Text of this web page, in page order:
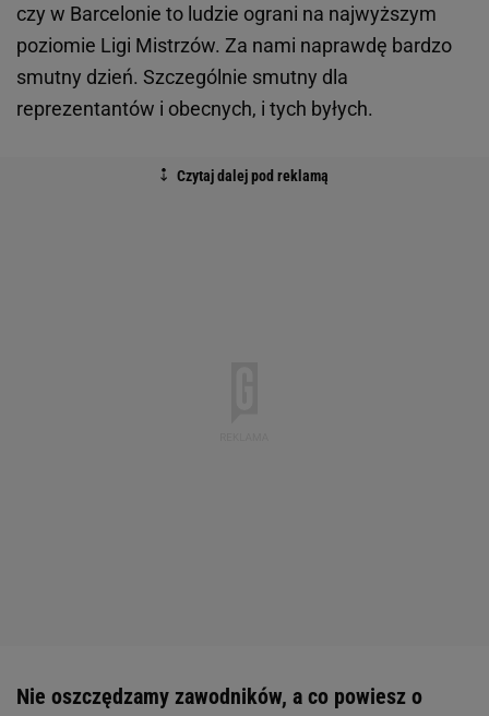
czy w Barcelonie to ludzie ograni na najwyższym
poziomie Ligi Mistrzów. Za nami naprawdę bardzo
smutny dzień. Szczególnie smutny dla
reprezentantów i obecnych, i tych byłych.
Nie oszczędzamy zawodników, a co powiesz o